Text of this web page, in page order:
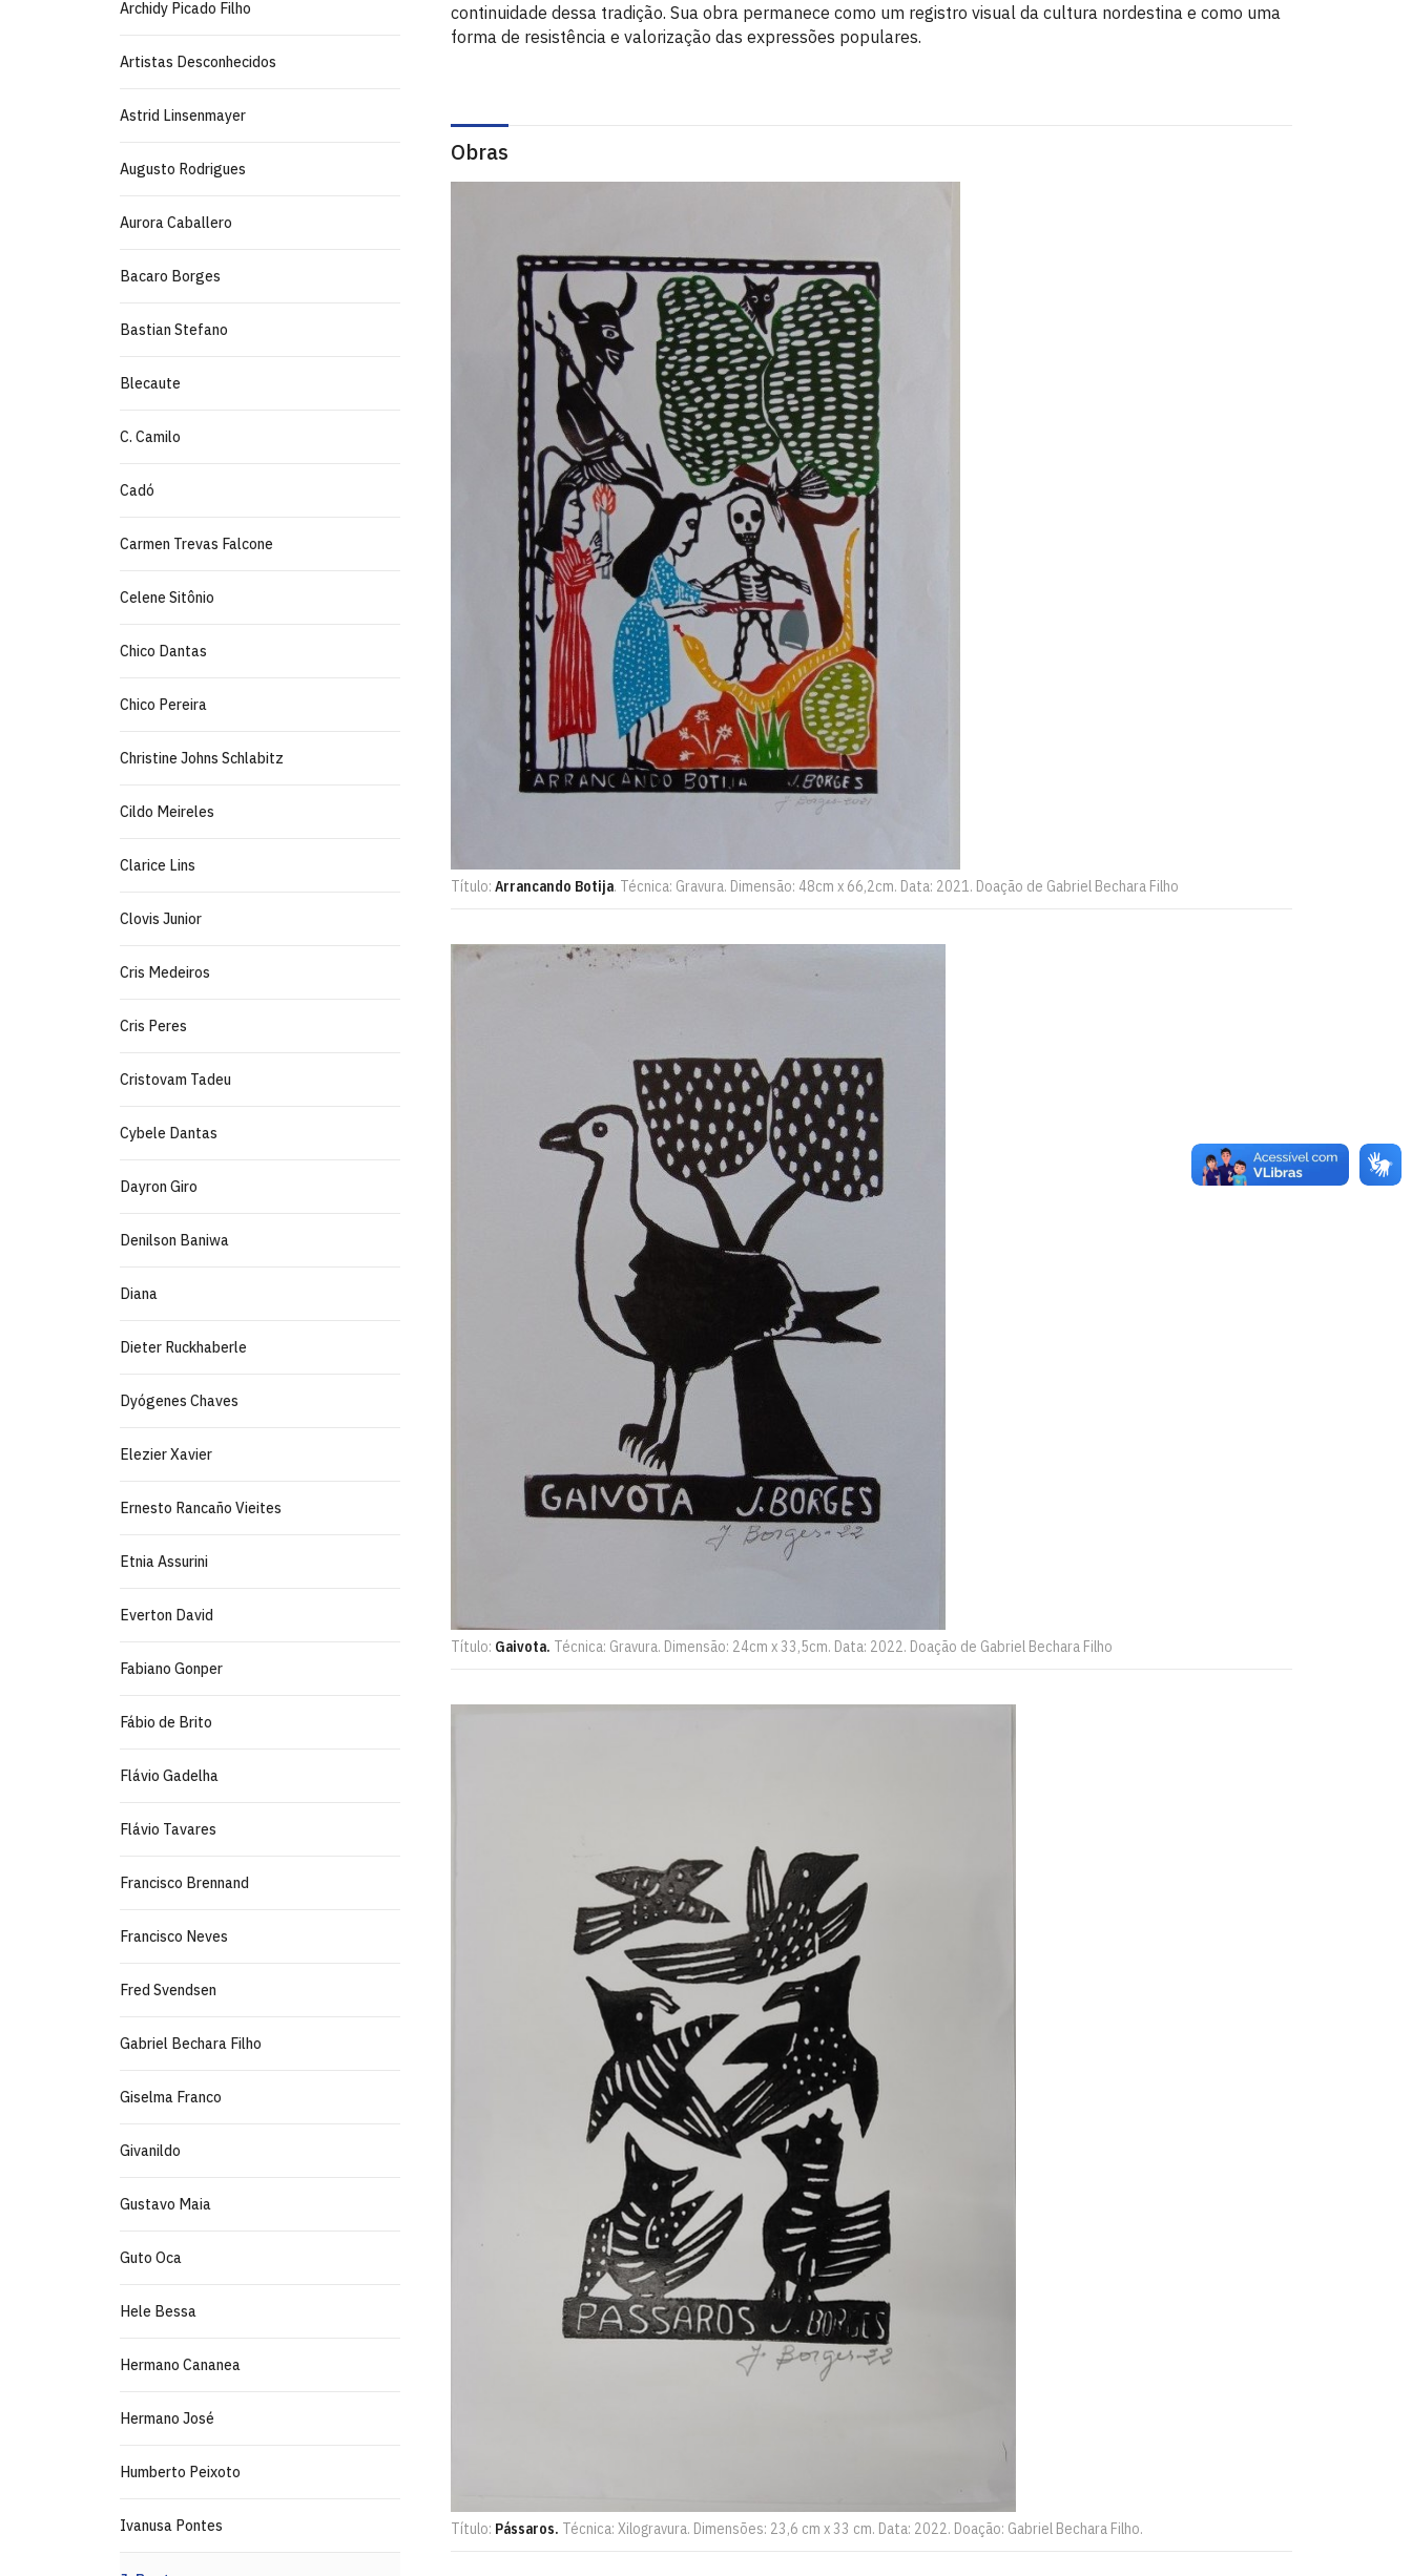
Archidy Picado Filho
Artistas Desconhecidos
Astrid Linsenmayer
Augusto Rodrigues
Aurora Caballero
Bacaro Borges
Bastian Stefano
Blecaute
C. Camilo
Cadó
Carmen Trevas Falcone
Celene Sitônio
Chico Dantas
Chico Pereira
Christine Johns Schlabitz
Cildo Meireles
Clarice Lins
Clovis Junior
Cris Medeiros
Cris Peres
Cristovam Tadeu
Cybele Dantas
Dayron Giro
Denilson Baniwa
Diana
Dieter Ruckhaberle
Dyógenes Chaves
Elezier Xavier
Ernesto Rancaño Vieites
Etnia Assurini
Everton David
Fabiano Gonper
Fábio de Brito
Flávio Gadelha
Flávio Tavares
Francisco Brennand
Francisco Neves
Fred Svendsen
Gabriel Bechara Filho
Giselma Franco
Givanildo
Gustavo Maia
Guto Oca
Hele Bessa
Hermano Cananea
Hermano José
Humberto Peixoto
Ivanusa Pontes
continuidade dessa tradição. Sua obra permanece como um registro visual da cultura nordestina e como uma
forma de resistência e valorização das expressões populares.
Obras
Título: Arrancando Botija. Técnica: Gravura. Dimensão: 48cm x 66,2cm. Data: 2021. Doação de Gabriel Bechara Filho
Título: Gaivota. Técnica: Gravura. Dimensão: 24cm x 33,5cm. Data: 2022. Doação de Gabriel Bechara Filho
Título: Pássaros. Técnica: Xilogravura. Dimensões: 23,6 cm x 33 cm. Data: 2022. Doação: Gabriel Bechara Filho.